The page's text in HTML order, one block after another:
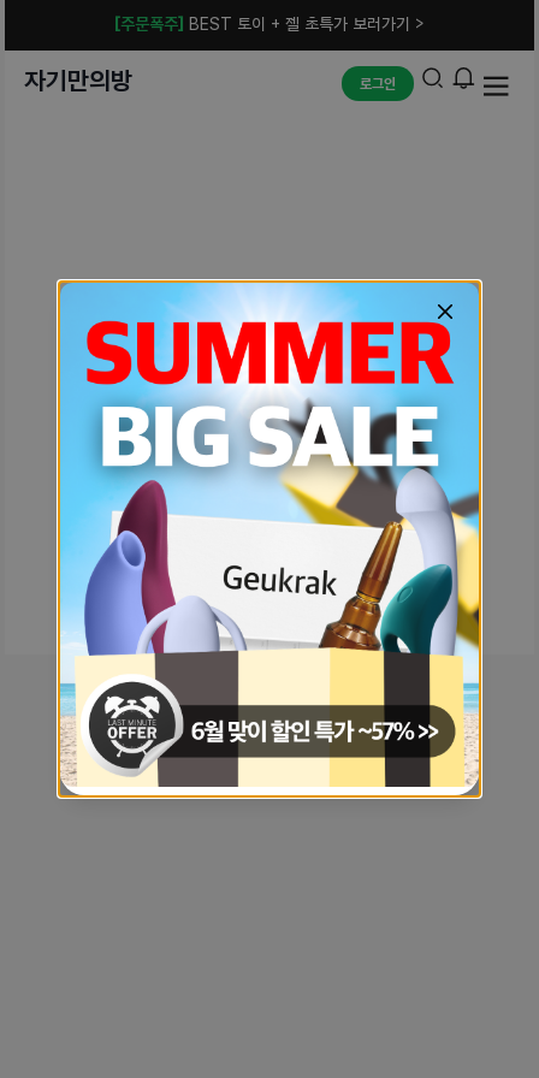
[주문폭주] BEST 토이 + 젤 초특가 보러가기 >
자기만의방 로그인
예상치 못한 에러입니다.